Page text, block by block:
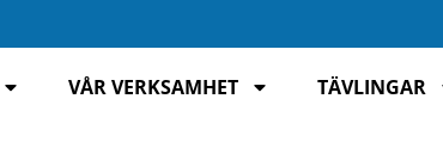
VÅR VERKSAMHET TÄVLINGAR